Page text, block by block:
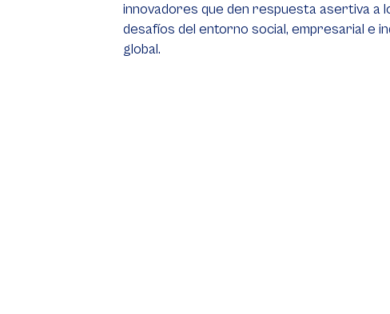
innovadores que den respuesta asertiva a
desafíos del entorno social, empresarial e
global.